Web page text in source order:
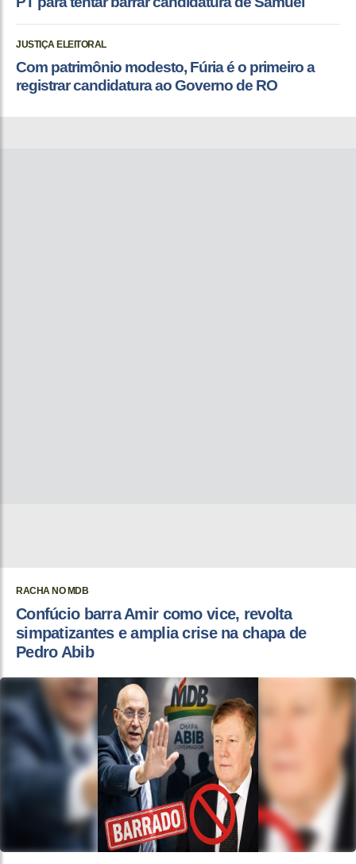
JUSTIÇA ELEITORAL
Com patrimônio modesto, Fúria é o primeiro a
registrar candidatura ao Governo de RO
RACHA NO MDB
Confúcio barra Amir como vice, revolta
simpatizantes e amplia crise na chapa de
Pedro Abib